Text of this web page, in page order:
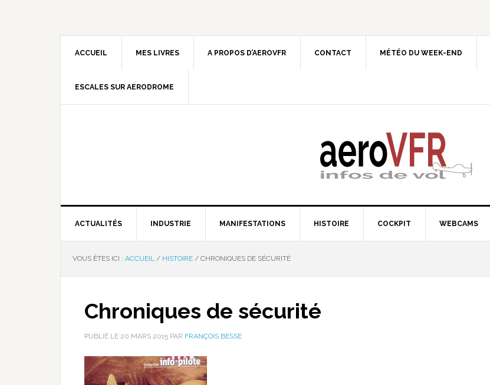
ACCUEIL MES LIVRES A PROPOS D’AEROVFR CONTACT MÉTÉO DU WEEK-END
ESCALES SUR AERODROME
ACTUALITÉS INDUSTRIE MANIFESTATIONS HISTOIRE COCKPIT WEBCAMS
VOUS ÊTES ICI : ACCUEIL / HISTOIRE / CHRONIQUES DE SÉCURITÉ
Chroniques de sécurité
PUBLIÉ LE 20 MARS 2015 PAR FRANÇOIS BESSE